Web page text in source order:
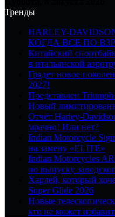
Тренды
HARLEY-
КОГДА ВСЕ ПО
Китайский
в итальянской
Грядет новое
2027!
Представлен
Новый
Отчёт Harley-
мрачно! Или нет?
Indian Motorcycle
на замену «ELITE»
Indian Motorcycles
по выпуску
Харлей, который
Super Glide 2026
Новые
кто не может